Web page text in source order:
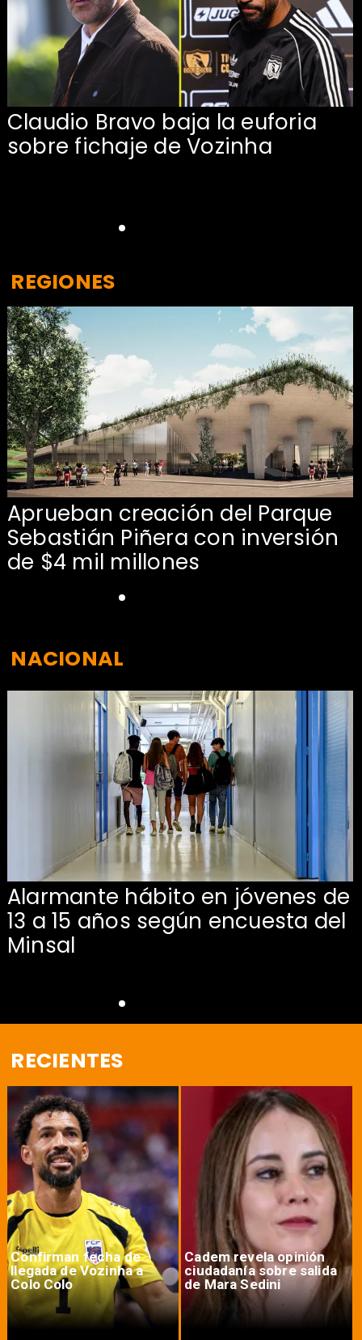
Claudio Bravo baja la euforia
sobre fichaje de Vozinha
Aprueban creación del Parque
Sebastián Piñera con inversión
de $4 mil millones
REGIONES
Alarmante hábito en jóvenes de
13 a 15 años según encuesta del
Minsal
NACIONAL
RECIENTES
Confirman fecha de
llegada de Vozinha a
Colo Colo
Cadem revela opinión
ciudadanía sobre salida
de Mara Sedini